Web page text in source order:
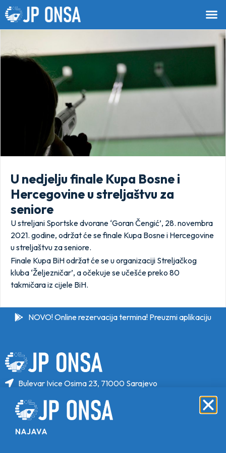
U nedjelju finale Kupa Bosne i
Hercegovine u streljaštvu za
seniore
U streljani Sportske dvorane ‘Goran Čengić’, 28. novembra
2021. godine, održat će se finale Kupa Bosne i Hercegovine
u streljaštvu za seniore.
Finale Kupa BiH održat će se u organizaciji Streljačkog
kluba ‘Željezničar’, a očekuje se učešće preko 80
takmičara iz cijele BiH.
NOVO! Online rezervacija termina! Preuzmi aplikaciju
Bulevar Ivice Osima 23, 71000 Sarajevo
+387 33 646 471
info@jponsa.ba
NAJAVA